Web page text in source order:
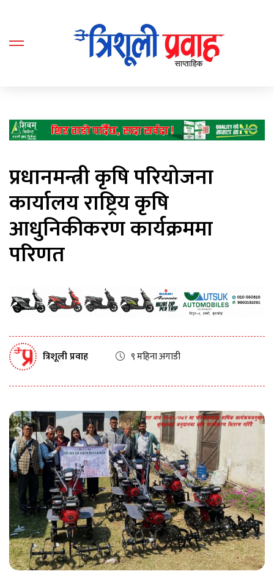
प्रधानमन्त्री कृषि परियोजना
कार्यालय राष्ट्रिय कृषि
आधुनिकीकरण कार्यक्रममा
परिणत
त्रिशूली प्रवाह ९ महिना अगाडी